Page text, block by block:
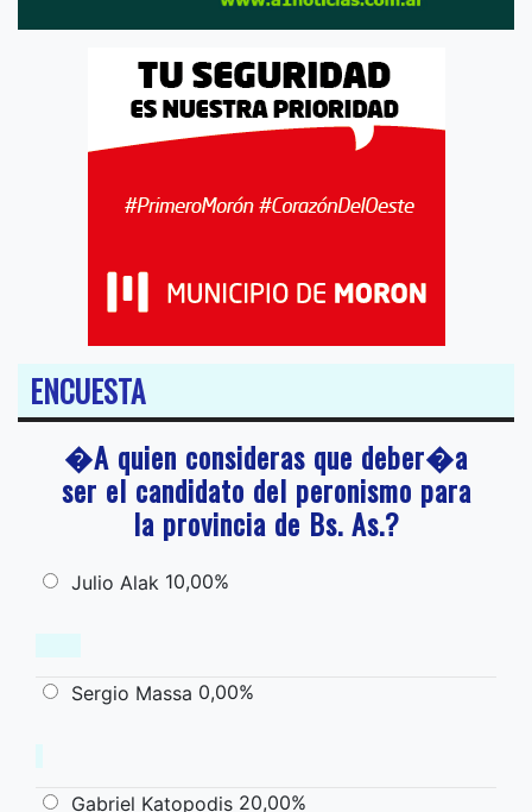
ENCUESTA
�A quien consideras que deber�a
ser el candidato del peronismo para
la provincia de Bs. As.?
Julio Alak 10,00%
Sergio Massa 0,00%
Gabriel Katopodis 20,00%